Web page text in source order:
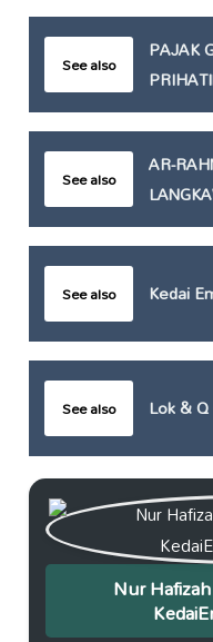
See also
PAJAK
See also
AR-
See also Kedai
See also Lok &
Nur